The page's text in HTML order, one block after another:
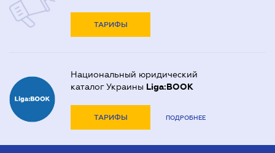
ТАРИФЫ
Национальный юридический
каталог Украины Liga:BOOK
ТАРИФЫ ПОДРОБНЕЕ